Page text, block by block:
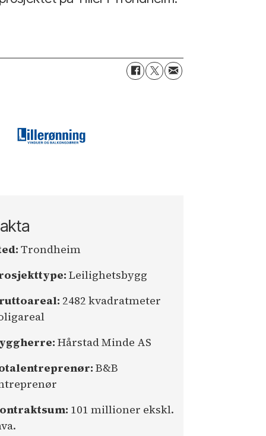
Trondheim
Leilighetsbygg
2482 kvadratmeter
Hårstad Minde AS
B&B
101 millioner ekskl.